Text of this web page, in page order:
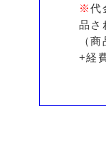
※代
品さ
（
+経